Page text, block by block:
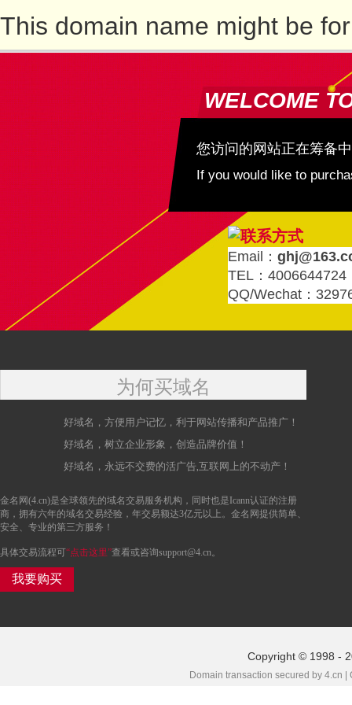
This domain name might be
WELCOME
您访问的网站正在筹备
If you would like to
Email：
TEL：4006644724
QQ/Wechat：
为何买域名
好域名，方便用户记忆，利于网站传播和产品推广！
好域名，树立企业形象，创造品牌价值！
好域名，永远不交费的活广告,互联网上的不动产！
金名网(4.cn)是全球领先的域名交易服务机构，同时也是Icann认证的注册
商，拥有六年的域名交易经验，年交易额达3亿元以上。金名网提供简单、
安全、专业的第三方服务！
具体交易流程可“点击这里”查看或咨询support@4.cn。
我要购买
Copyright © 1998 -
Domain transaction secured by 4.cn